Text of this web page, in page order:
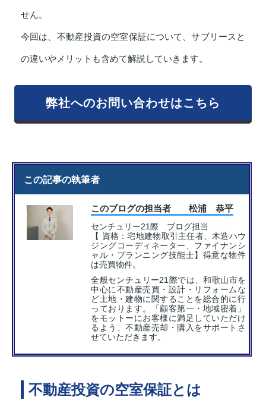
せん。
今回は、不動産投資の空室保証について、サブリースと
の違いやメリットも含めて解説していきます。
弊社へのお問い合わせはこちら
この記事の執筆者
このブログの担当者 松浦 恭平
センチュリー21際 ブログ担当
【 資格：宅地建物取引主任者、木造ハウ
ジングコーディネーター、ファイナンシ
ャル・プランニング技能士】得意な物件
は売買物件。
全般センチュリー21際では、和歌山市を
中心に不動産売買・設計・リフォームな
ど土地・建物に関することを総合的に行
っております。「顧客第一・地域密着」
をモットーにお客様に満足していただけ
るよう、不動産売却・購入をサポートさ
せていただきます。
不動産投資の空室保証とは